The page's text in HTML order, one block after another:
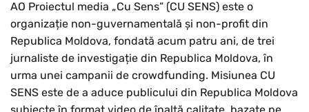
AO Proiectul media „Cu Sens” (CU SENS) este o
organizație non-guvernamentală și non-profit din
Republica Moldova, fondată acum patru ani, de trei
jurnaliste de investigație din Republica Moldova, în
urma unei campanii de crowdfunding. Misiunea CU
SENS este de a aduce publicului din Republica Moldova